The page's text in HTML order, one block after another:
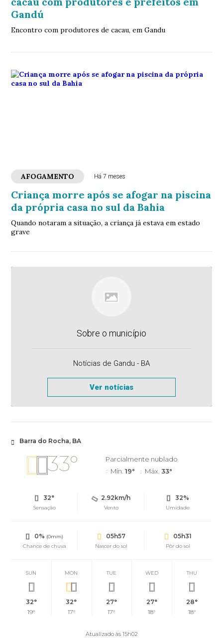
Gandú
Encontro com produtores de cacau, em Gandu
AFOGAMENTO Há 7 meses
Criança morre após se afogar na piscina
da própria casa no sul da Bahia
Quando notaram a situação, a criança já estava em estado
grave
Sobre o município
Notícias de Gandu - BA
Ver notícias
Barra do Rocha, BA
33°
Parcialmente nublado
Mín. 19° Máx. 33°
32°
Sensação
2.92km/h
Vento
32%
Umidade
0% (0mm)
Chance de chuva
05h57
Nascer do sol
05h31
Pôr do sol
SUN
32°
19°
MON
32°
17°
TUE
27°
17°
WED
27°
18°
THU
28°
18°
Atualizado às 15h02